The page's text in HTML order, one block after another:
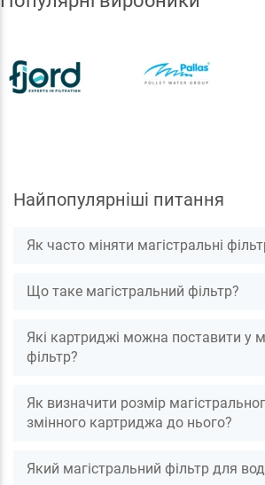
Найпопулярніші питання
Як часто міняти магістральні
Що таке магістральний фільтр?
Які картриджі можна поставити у
фільтр?
Як визначити розмір
змінного картриджа до нього?
Який магістральний фільтр для